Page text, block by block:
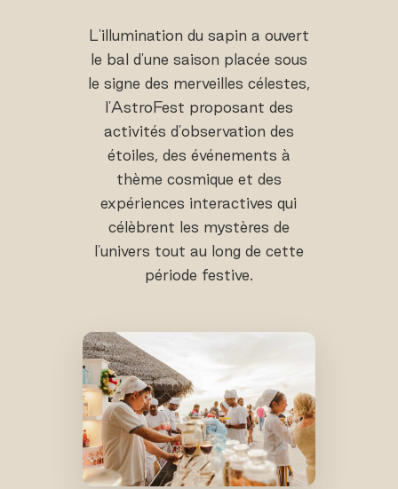
L'illumination du sapin a ouvert
le bal d'une saison placée sous
le signe des merveilles célestes,
l'AstroFest proposant des
activités d'observation des
étoiles, des événements à
thème cosmique et des
expériences interactives qui
célèbrent les mystères de
l'univers tout au long de cette
période festive.